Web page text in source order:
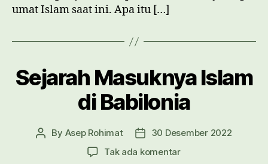
umat Islam saat ini. Apa itu […]
Sejarah Masuknya Islam
di Babilonia
Post
By Asep Rohimat
Post
date
30 Desember 2022
Tak ada komentarpada